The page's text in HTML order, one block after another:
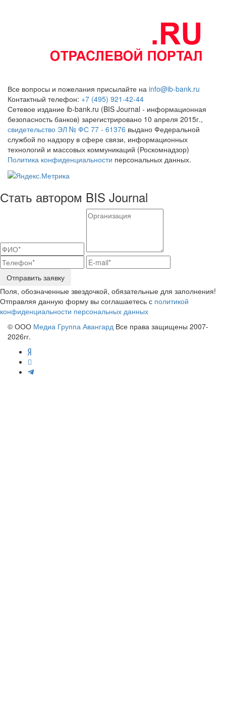
Все вопросы и пожелания присылайте на info@ib-bank.ru
Контактный телефон: +7 (495) 921-42-44
Сетевое издание ib-bank.ru (BIS Journal - информационная
безопасность банков) зарегистрировано 10 апреля 2015г.,
свидетельство ЭЛ № ФС 77 - 61376 выдано Федеральной
службой по надзору в сфере связи, информационных
технологий и массовых коммуникаций (Роскомнадзор)
Политика конфиденциальности персональных данных.
Стать автором BIS Journal
Отправить заявку
Поля, обозначенные звездочкой, обязательные для заполнения!
Отправляя данную форму вы соглашаетесь с политикой
конфиденциальности персональных данных
© ООО Медиа Группа Авангард Все права защищены 2007-
2026гг.